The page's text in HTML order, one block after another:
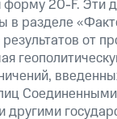
20-F. Эти
в разделе
от